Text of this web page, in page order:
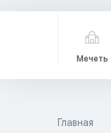
Мечеть
Главная